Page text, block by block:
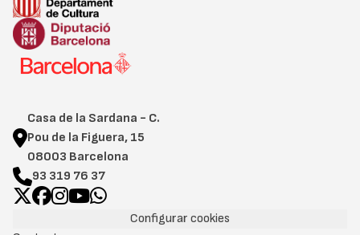
Casa de la Sardana - C.
Pou de la Figuera, 15
08003 Barcelona
93 319 76 37
Configurar cookies